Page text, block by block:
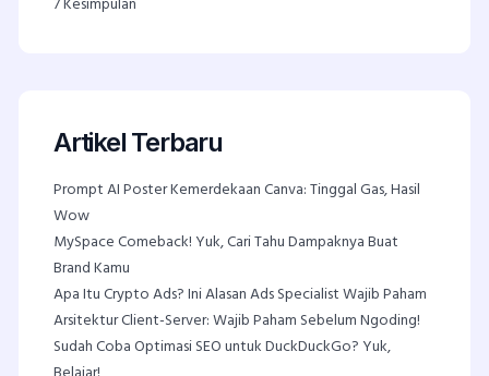
Artikel Terbaru
Prompt AI Poster Kemerdekaan Canva: Tinggal Gas, Hasil
Wow
MySpace Comeback! Yuk, Cari Tahu Dampaknya Buat
Brand Kamu
Apa Itu Crypto Ads? Ini Alasan Ads Specialist Wajib Paham
Arsitektur Client-Server: Wajib Paham Sebelum Ngoding!
Sudah Coba Optimasi SEO untuk DuckDuckGo? Yuk,